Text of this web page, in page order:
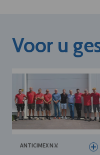
Voor u
ANTICIMEX N.V.